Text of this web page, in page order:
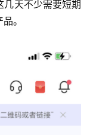
几天不少需要短期
。